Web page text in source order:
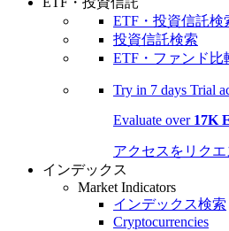
ETF・投資信託検
投資信託検索
ETF・ファンド比
Try in 7 days Trial
Evaluate over 17K
アクセスをリクエ
インデックス
Market Indicators
インデックス検索
Cryptocurrencies